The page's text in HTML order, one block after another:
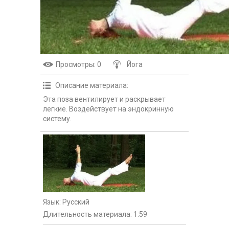
Просмотры: 0 Йога
Описание материала:
Эта поза вентилирует и раскрывает
легкие. Воздействует на эндокринную
систему.
Язык: Русский
Длительность материала: 1:59